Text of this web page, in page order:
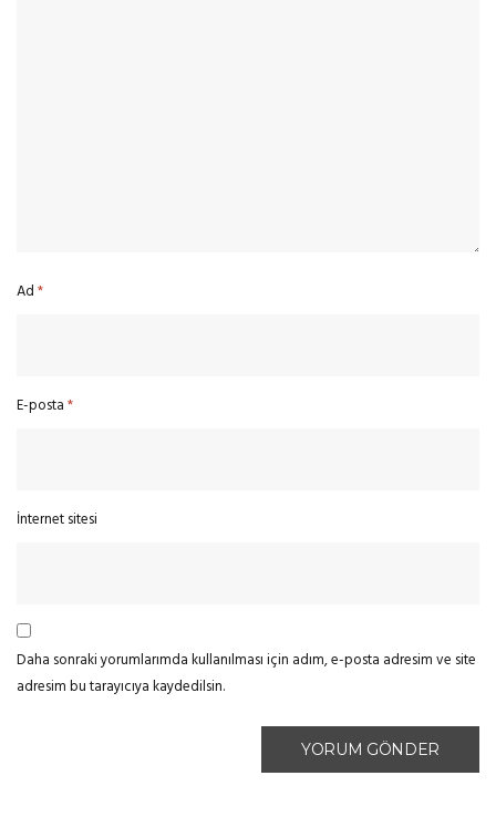
Ad*
E-posta*
İnternet sitesi
Daha sonraki yorumlarımda kullanılması için adım, e-posta adresim ve site
adresim bu tarayıcıya kaydedilsin.